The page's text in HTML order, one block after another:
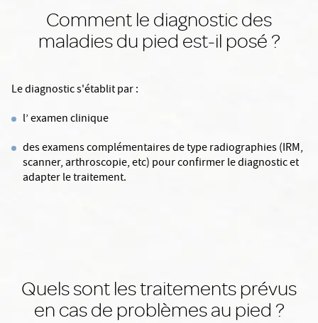
Comment le diagnostic des
maladies du pied est-il posé ?
Le diagnostic s'établit par :
l’ examen clinique
des examens complémentaires de type radiographies (IRM,
scanner, arthroscopie, etc) pour confirmer le diagnostic et
adapter le traitement.
Quels sont les traitements prévus
en cas de problèmes au pied ?